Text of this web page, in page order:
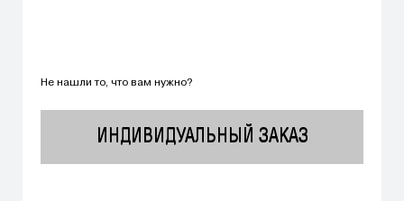
Не нашли то, что вам нужно?
ИНДИВИДУАЛЬНЫЙ ЗАКАЗ